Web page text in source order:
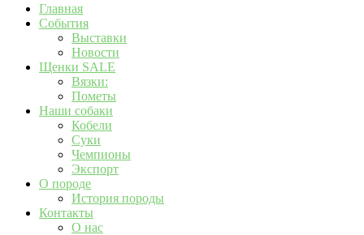
Главная
События
Выставки
Новости
Щенки SALE
Вязки:
Пометы
Наши собаки
Кобели
Суки
Чемпионы
Экспорт
О породе
История породы
Контакты
О нас